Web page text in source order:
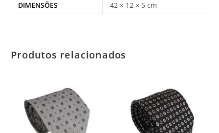
DIMENSÕES
42 × 12 × 5 cm
Produtos relacionados